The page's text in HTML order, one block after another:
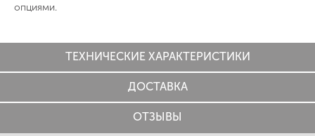
опциями.
ТЕХНИЧЕСКИЕ ХАРАКТЕРИСТИКИ
ДОСТАВКА
ОТЗЫВЫ